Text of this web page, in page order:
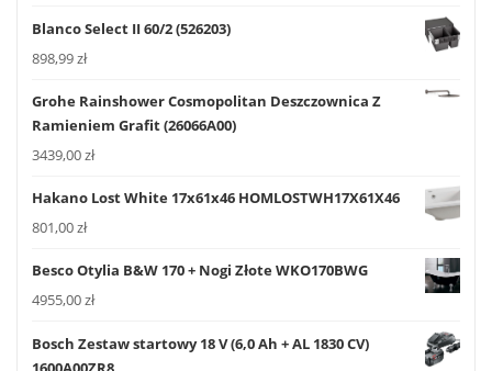
Blanco Select II 60/2 (526203)
898,99zł
Grohe Rainshower Cosmopolitan Deszczownica Z
Ramieniem Grafit (26066A00)
3439,00zł
Hakano Lost White 17x61x46 HOMLOSTWH17X61X46
801,00zł
Besco Otylia B&W 170 + Nogi Złote WKO170BWG
4955,00zł
Bosch Zestaw startowy 18 V (6,0 Ah + AL 1830 CV)